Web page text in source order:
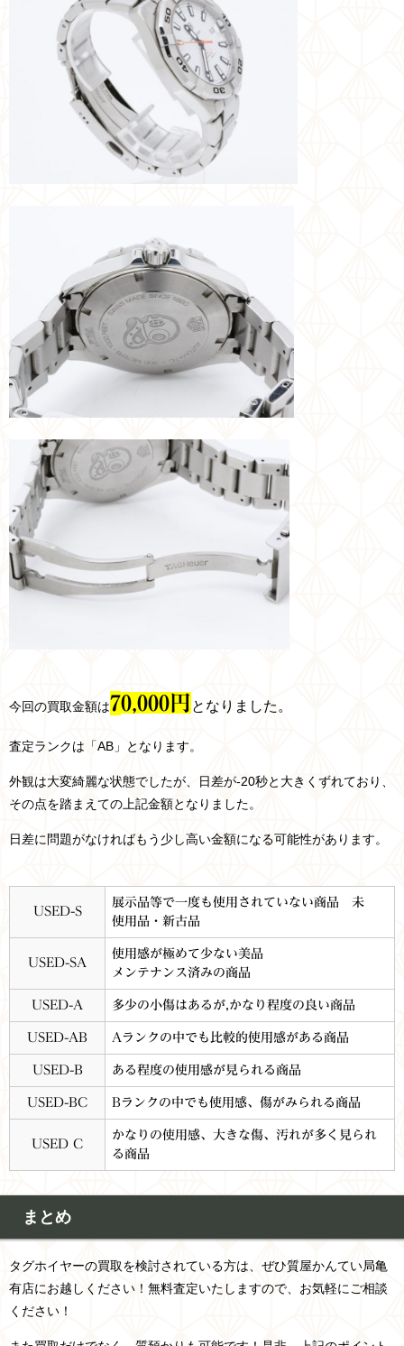
今回の買取金額は70,000円 となりました。
査定ランクは「AB」となります。
外観は大変綺麗な状態でしたが、日差が-20秒と大きくずれており、
その点を踏まえての上記金額となりました。
日差に問題がなければもう少し高い金額になる可能性があります。
USED-S
展示品等で一度も使用されていない商品 未
使用品・新古品
USED-SA
使用感が極めて少ない美品
メンテナンス済みの商品
USED-A 多少の小傷はあるが,かなり程度の良い商品
USED-AB Aランクの中でも比較的使用感がある商品
USED-B ある程度の使用感が見られる商品
USED-BC Bランクの中でも使用感、傷がみられる商品
USED C
かなりの使用感、大きな傷、汚れが多く見られ
る商品
まとめ
タグホイヤーの買取を検討されている方は、ぜひ質屋かんてい局亀
有店にお越しください！無料査定いたしますので、お気軽にご相談
ください！